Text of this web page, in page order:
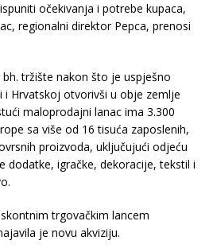
očekivanja i potrebe kupaca,
regionalni direktor Pepca, prenosi
tržište nakon što je uspješno
i Hrvatskoj otvorivši u obje zemlje
maloprodajni lanac ima 3.300
sa više od 16 tisuća zaposlenih,
proizvoda, uključujući odjeću
dodatke, igračke, dekoracije, tekstil i
trgovačkim lancem
je novu akviziju.